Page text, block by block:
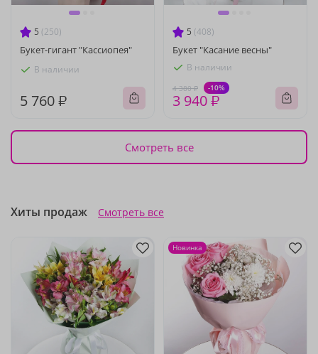
5 (250)
Букет-гигант "Кассиопея"
В наличии
5 760 ₽
5 (408)
Букет "Касание весны"
В наличии
4 380 ₽ -10%
3 940 ₽
Смотреть все
Хиты продаж Смотреть все
Новинка